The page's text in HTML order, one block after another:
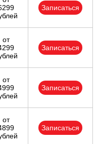
Записаться
от
Записаться
от
Записаться
от
Записаться